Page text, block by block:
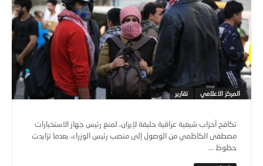
المركز الاعلامي تقارير
تكافح أحزاب شيعية عراقية حليفة لإيران، لمنع رئيس جهاز الاستخبارات
مصطفى الكاظمي من الوصول إلى منصب رئيس الوزراء، بعدما تزايدت
حظوظ ...